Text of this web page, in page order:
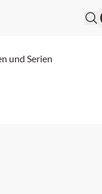
und Serien